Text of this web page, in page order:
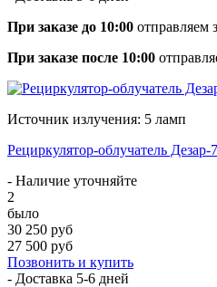
При заказе до 10:00 отправляем
При заказе после 10:00
Источник излучения: 5 ламп
Рециркулятор-облучатель
- Наличие уточняйте
2
было
30 250 руб
27 500 руб
Позвонить и купить
- Доставка 5-6 дней